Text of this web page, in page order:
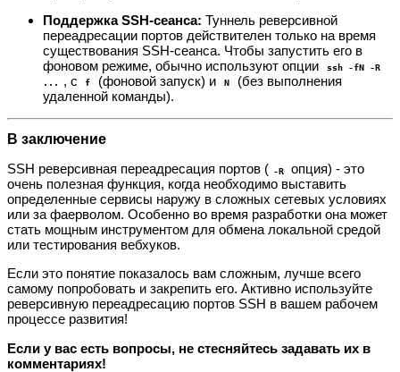
Поддержка SSH-сеанса: Туннель реверсивной
переадресации портов действителен только на время
существования SSH-сеанса. Чтобы запустить его в
фоновом режиме, обычно используют опции
ssh -fN -R
...
, с f (фоновой запуск) и N
(без выполнения
удаленной команды).
В заключение
SSH реверсивная переадресация портов ( -R
опция) - это
очень полезная функция, когда необходимо выставить
определенные сервисы наружу в сложных сетевых условиях
или за фаерволом. Особенно во время разработки она может
стать мощным инструментом для обмена локальной средой
или тестирования вебхуков.
Если это понятие показалось вам сложным, лучше всего
самому попробовать и закрепить его. Активно используйте
реверсивную переадресацию портов SSH в вашем рабочем
процессе развития!
Если у вас есть вопросы, не стесняйтесь задавать их в
комментариях!